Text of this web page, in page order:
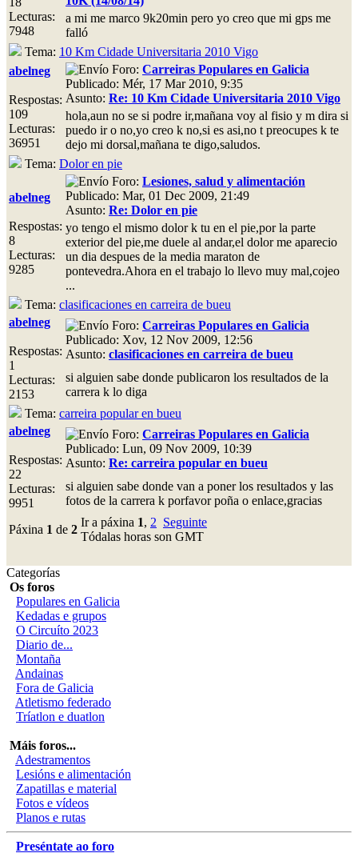
Lecturas:
7948
a mi me marco 9k20min pero yo creo que mi gps me
falló
Tema: 10 Km Cidade Universitaria 2010 Vigo
abelneg
Respostas:
109
Lecturas:
36951
Foro: Carreiras Populares en Galicia
Publicado: Mér, 17 Mar 2010, 9:35
Asunto: Re: 10 Km Cidade Universitaria 2010 Vigo
hola,aun no se si podre ir,mañana voy al fisio y m dira si
puedo ir o no,yo creo k no,si es asi,no t preocupes k te
dejo mi dorsal,mañana te digo,saludos.
Tema: Dolor en pie
abelneg
Respostas:
8
Lecturas:
9285
Foro: Lesiones, salud y alimentación
Publicado: Mar, 01 Dec 2009, 21:49
Asunto: Re: Dolor en pie
yo tengo el mismo dolor k tu en el pie,por la parte
exterior del pie,me duele al andar,el dolor me aparecio
un dia despues de la media maraton de
pontevedra.Ahora en el trabajo lo llevo muy mal,cojeo
...
Tema: clasificaciones en carreira de bueu
abelneg
Respostas:
1
Lecturas:
2153
Foro: Carreiras Populares en Galicia
Publicado: Xov, 12 Nov 2009, 12:56
Asunto: clasificaciones en carreira de bueu
si alguien sabe donde publicaron los resultados de la
carrera k lo diga
Tema: carreira popular en bueu
abelneg
Respostas:
22
Lecturas:
9951
Foro: Carreiras Populares en Galicia
Publicado: Lun, 09 Nov 2009, 10:39
Asunto: Re: carreira popular en bueu
si alguien sabe donde van a poner los resultados y las
fotos de la carrera k porfavor poña o enlace,gracias
Páxina 1 de 2
Ir a páxina 1, 2 Seguinte
Tódalas horas son GMT
Categorías
Os foros
Populares en Galicia
Kedadas e grupos
O Circuíto 2023
Diario de...
Montaña
Andainas
Fora de Galicia
Atletismo federado
Tríatlon e duatlon
Máis foros...
Adestramentos
Lesións e alimentación
Zapatillas e material
Fotos e vídeos
Planos e rutas
Preséntate ao foro